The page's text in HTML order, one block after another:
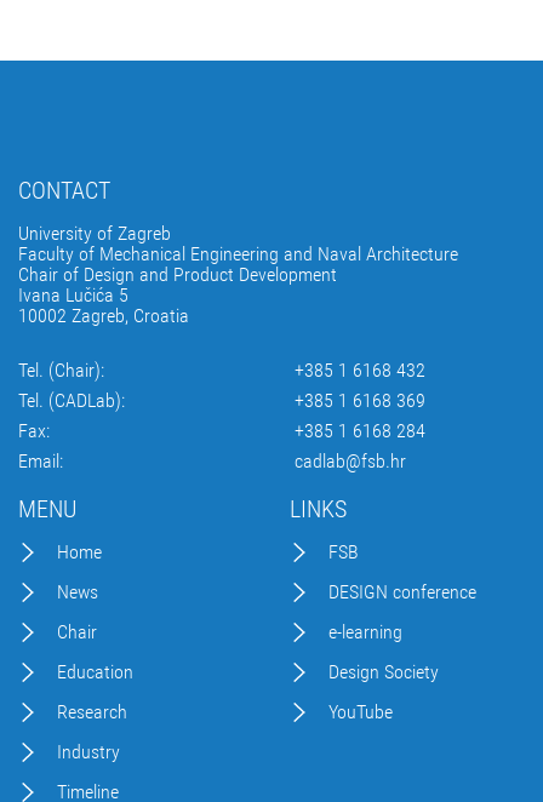
CONTACT
University of Zagreb
Faculty of Mechanical Engineering and Naval Architecture
Chair of Design and Product Development
Ivana Lučića 5
10002 Zagreb, Croatia
Tel. (Chair):
+385 1 6168 432
Tel. (CADLab):
+385 1 6168 369
Fax:
+385 1 6168 284
Email:
cadlab@fsb.hr
MENU
Home
News
Chair
Education
Research
Industry
Timeline
LINKS
FSB
DESIGN conference
e-learning
Design Society
YouTube